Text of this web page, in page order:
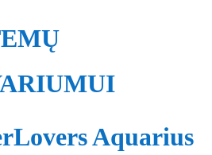
Aquarius